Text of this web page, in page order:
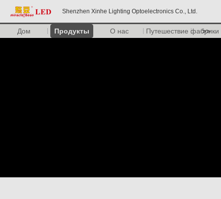
Shenzhen Xinhe Lighting Optoelectronics Co., Ltd.
Дом Продукты О нас Путешествие фабрики
>>